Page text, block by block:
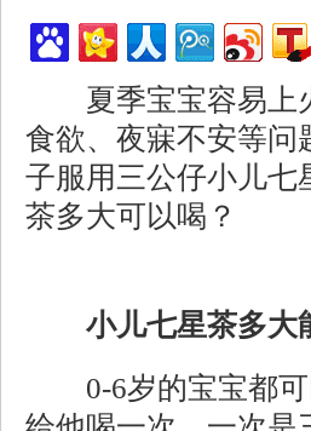
夏季宝宝容易上火
食欲、夜寐不安等问
子服用三公仔小儿七
茶多大可以喝？
小儿七星茶多大
0-6岁的宝宝都可